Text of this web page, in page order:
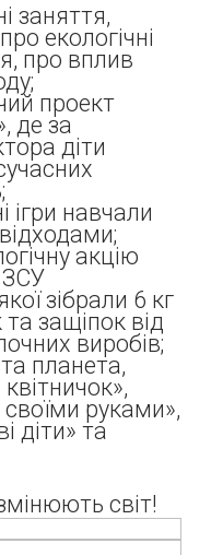
заняття,
екологічні
про вплив
проект
де за
діти
ігри навчали
акцію
ЗСУ
зібрали 6 кг
защіпок від
виробів;
планета,
руками»,
діти» та
світ!